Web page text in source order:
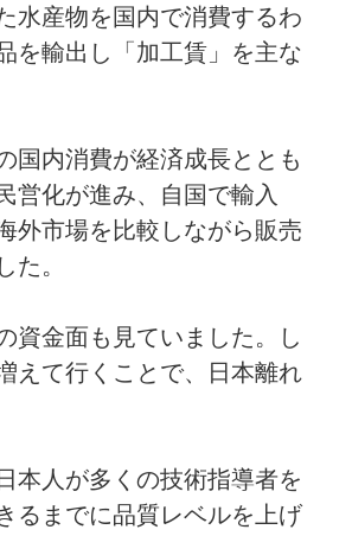
水産物を国内で消費するわ
を輸出し「加工賃」を主な
国内消費が経済成長ととも
営化が進み、自国で輸入
外市場を比較しながら販売
た。
資金面も見ていました。し
えて行くことで、日本離れ
本人が多くの技術指導者を
るまでに品質レベルを上げ